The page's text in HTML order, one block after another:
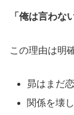
「俺は言わな
この理由は明
昴はまだ
関係を壊